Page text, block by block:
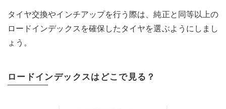
タイヤ交換やインチアップを行う際は、純正と同等以上の
ロードインデックスを確保したタイヤを選ぶようにしまし
ょう。
ロードインデックスはどこで見る？